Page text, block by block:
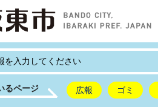
るページ 広報 ゴミ